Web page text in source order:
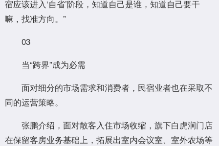
宿应该进入‘自省’阶段，知道自己是谁，知道自己要干
嘛，找准方向。”
03
当“跨界”成为必需
面对细分的市场需求和消费者，民宿业者也在采取不
同的运营策略。
张鹏介绍，面对散客入住市场收缩，旗下白虎涧门店
在保留客房业务基础上，拓展出室内会议室、室外农场等